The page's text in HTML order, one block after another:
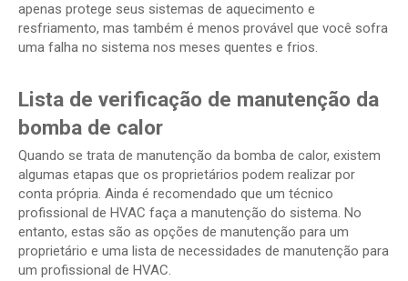
apenas protege seus sistemas de aquecimento e
resfriamento, mas também é menos provável que você sofra
uma falha no sistema nos meses quentes e frios.
Lista de verificação de manutenção da
bomba de calor
Quando se trata de manutenção da bomba de calor, existem
algumas etapas que os proprietários podem realizar por
conta própria. Ainda é recomendado que um técnico
profissional de HVAC faça a manutenção do sistema. No
entanto, estas são as opções de manutenção para um
proprietário e uma lista de necessidades de manutenção para
um profissional de HVAC.